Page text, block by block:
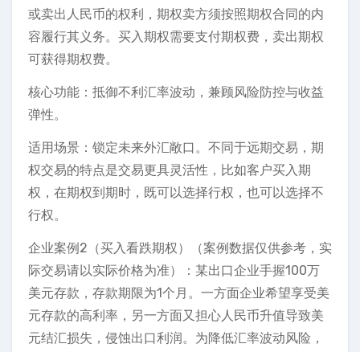
或卖出人民币的权利，期权卖方须按照期权合同的内
容履行其义务。买入期权需要支付期权费，卖出期权
可获得期权费。
核心功能：抵御不利汇率波动，兼顾风险防控与收益
弹性。
适用场景：锁定未来外汇敞口。不同于远期交易，期
权交易的特点是交易更具灵活性，比如客户买入期
权，在期权到期时，既可以选择行权，也可以选择不
行权。
企业案例2（买入看跌期权）（案例数据仅供参考，实
际交易请以实际价格为准）：某出口企业手握100万
美元存款，存款期限为1个月。一方面企业希望享受美
元存款的高利率，另一方面又担心人民币升值导致美
元结汇损失，侵蚀出口利润。为降低汇率波动风险，